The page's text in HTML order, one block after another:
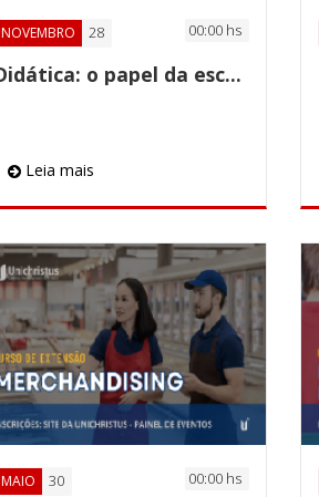
NOVEMBRO 28 00:00 hs
Didática: o papel da escola e do professor
Leia mais
MAIO 30 00:00 hs